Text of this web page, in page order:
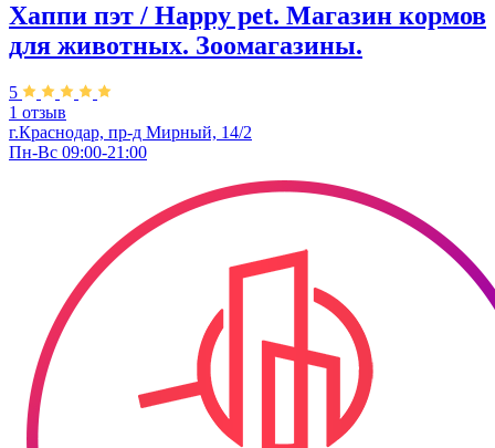
Хаппи пэт / Happy pet. Магазин кормов
для животных. Зоомагазины.
5
1 отзыв
г.Краснодар, пр-д Мирный, 14/2
Пн-Вс 09:00-21:00